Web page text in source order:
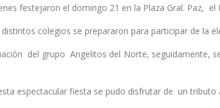
festejaron el domingo 21 en la Plaza Gral. Paz, el
colegios se prepararon para participar de la
del grupo Angelitos del Norte, seguidamente,
espectacular fiesta se pudo disfrutar de un